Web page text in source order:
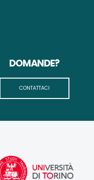
DOMANDE?
CONTATTACI